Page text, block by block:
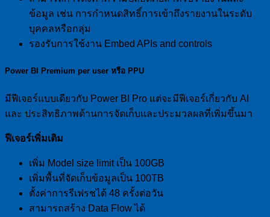
ข้อมูล เช่น การกำหนดสิทธิ์การเข้าถึงรายงานในระดับ
บุคคลหรือกลุ่ม
รองรับการใช้งาน Embed APIs and controls
Power BI Premium per user หรือ PPU
มีฟีเจอร์แบบเดียวกับ Power BI Pro แต่จะมีฟีเจอร์เกี่ยวกับ AI
และ ประสิทธิภาพด้านการจัดเก็บและประมวลผลที่เพิ่มขึ้นมา
ฟีเจอร์เพิ่มเติม
เพิ่ม Model size limit เป็น 100GB
เพิ่มพื้นที่จัดเก็บข้อมูลเป็น 100TB
ตั้งค่าการรีเฟรชได้ 48 ครั้งต่อวัน
สามารถสร้าง Data Flow ได้